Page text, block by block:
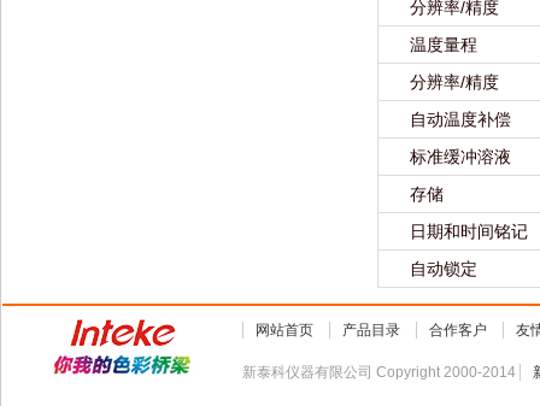
分辨率/精度
温度量程
分辨率/精度
自动温度补偿
标准缓冲溶液
存储
日期和时间铭记
自动锁定
网站首页 产品目录 合作客户 友
新泰科仪器有限公司 Copyright 2000-2014